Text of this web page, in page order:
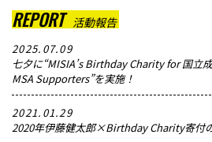
REPORT 活動報告
2025.07.09
七夕に“MISIA’s Birthday Charity for 国立
MSA Supporters”を実施！
2021.01.29
2020年伊藤健太郎×Birthday Charity寄付